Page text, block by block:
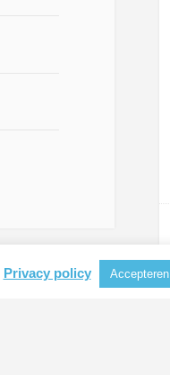
Privacy policy Accepteren